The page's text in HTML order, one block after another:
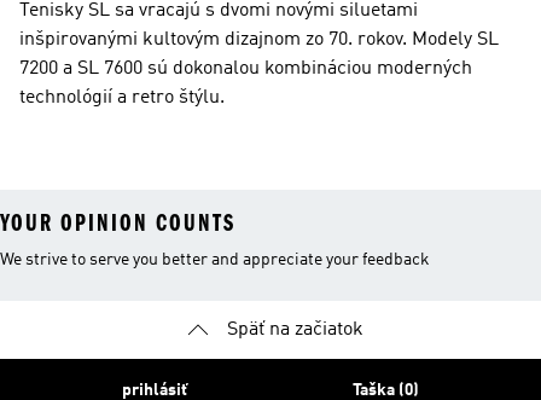
Tenisky SL sa vracajú s dvomi novými siluetami
inšpirovanými kultovým dizajnom zo 70. rokov. Modely SL
7200 a SL 7600 sú dokonalou kombináciou moderných
technológií a retro štýlu.
YOUR OPINION COUNTS
We strive to serve you better and appreciate your feedback
Späť na začiatok
prihlásiť Taška (0)